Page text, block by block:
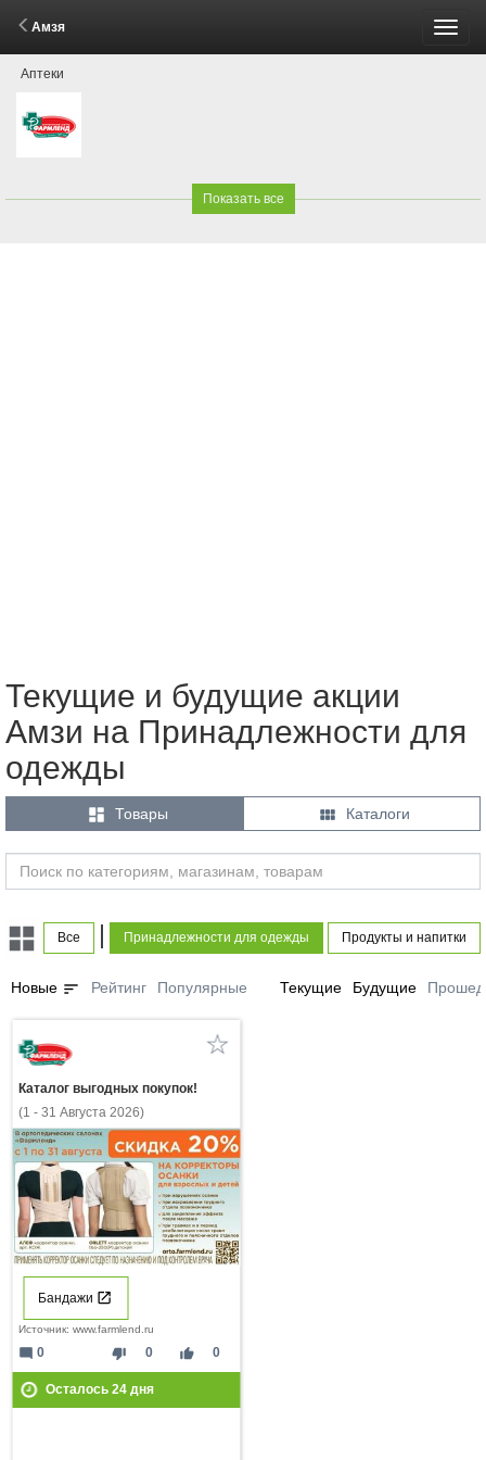
Амзя
Аптеки
Показать все
Текущие и будущие акции
Амзи на Принадлежности для
одежды
 Товары  Каталоги
Все Принадлежности для одежды Продукты и напитки
Новые sort Рейтинг Популярные Текущие Будущие
Каталог выгодных покупок!
(1 - 31 Августа 2026)
Бандажи
Источник: www.farmlend.ru
thumb_down 0 thumb_up 0
mode_comment 0
Осталось 24дня